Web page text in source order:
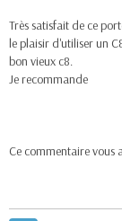
Très satisfait de ce
le plaisir d'utiliser un
bon vieux c8.
Je recommande
Ce commentaire vous